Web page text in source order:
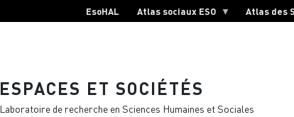
EsoHAL Atlas sociaux ESO Atlas des
ESPACES ET SOCIÉTÉS
Laboratoire de recherche en Sciences Humaines et Sociales